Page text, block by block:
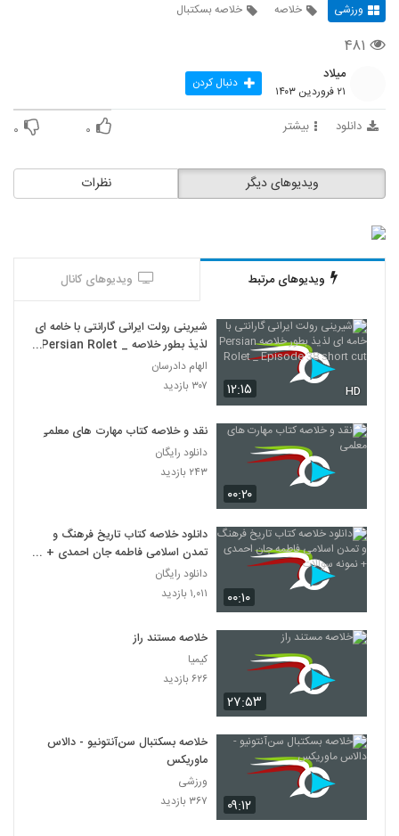
ورزشی خلاصه خلاصه بسکتبال
۴۸۱
میلاد
۲۱ فروردین ۱۴۰۳ دنبال کردن
دانلود بیشتر ۰ ۰
نظرات ویدیوهای دیگر
ویدیوهای مرتبط ویدیوهای کانال
۱۲:۱۵ HD
شیرینی رولت ایرانی گارانتی با خامه ای
لذیذ بطور خلاصه Persian Rolet _
Episode 38 short cut
الهام دادرسان
۳۰۷ بازدید
۰۰:۲۰
نقد و خلاصه کتاب مهارت های معلمی
دانلود رایگان
۲۴۳ بازدید
۰۰:۱۰
دانلود خلاصه کتاب تاریخ فرهنگ و
تمدن اسلامی فاطمه جان احمدی +
نمونه سوالات
دانلود رایگان
۱,۰۱۱ بازدید
۲۷:۵۳
خلاصه مستند راز
کیمیا
۶۲۶ بازدید
۰۹:۱۲
خلاصه بسکتبال سن‌آنتونیو - دالاس
ماوریکس
ورزشی
۳۶۷ بازدید